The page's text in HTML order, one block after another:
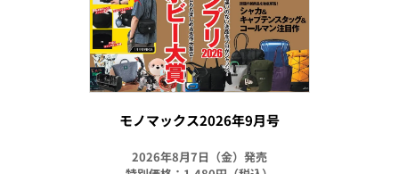
モノマックス2026年9月号
2026年8月7日（金）発売